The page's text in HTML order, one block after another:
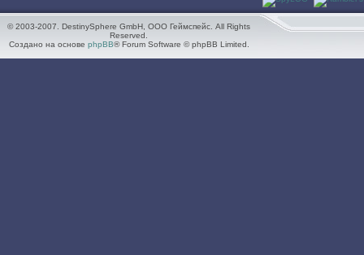
© 2003-2007. DestinySphere GmbH, ООО Геймспейс. All Rights
Reserved.
Создано на основе phpBB® Forum Software © phpBB Limited.